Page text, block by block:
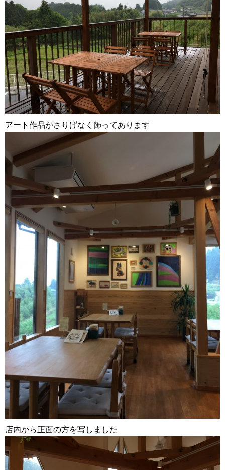
アート作品がさりげなく飾ってあります
店内から正面の方を写しました